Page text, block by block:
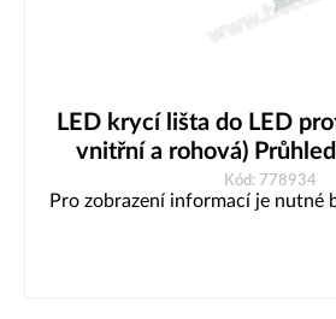
LED krycí lišta do LED
vnitřní a rohová)
Kód: 778934
Pro zobrazení informací je nutné